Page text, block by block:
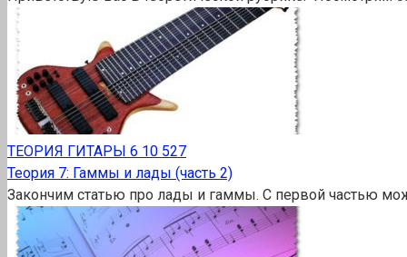
ТЕОРИЯ ГИТАРЫ 6 10 527
Теория 7: Гаммы и лады (часть 2)
Закончим статью про лады и гаммы. С первой частью